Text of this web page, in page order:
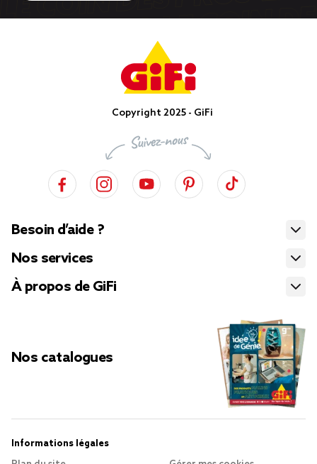
Copyright 2025 - GiFi
Besoin d’aide ?
Nos services
À propos de GiFi
Nos catalogues
Informations légales